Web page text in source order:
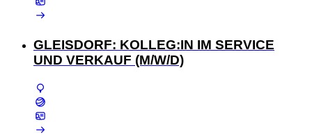
GLEISDORF: KOLLEG:IN IM SERVICE
UND VERKAUF (M/W/D)